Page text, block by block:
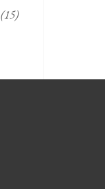
(15)